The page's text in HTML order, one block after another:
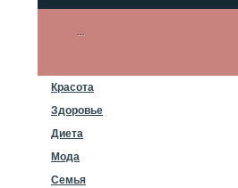
Красота
Здоровье
Диета
Мода
Семья